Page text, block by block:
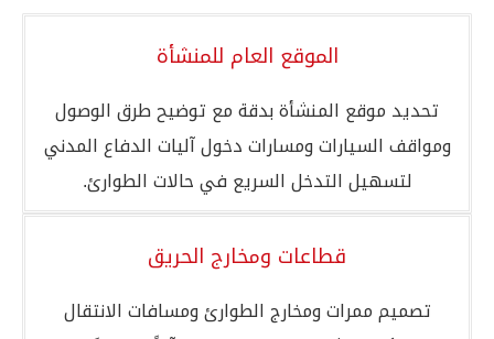
الموقع العام للمنشأة
تحديد موقع المنشأة بدقة مع توضيح طرق الوصول
ومواقف السيارات ومسارات دخول آليات الدفاع المدني
لتسهيل التدخل السريع في حالات الطوارئ.
قطاعات ومخارج الحريق
تصميم ممرات ومخارج الطوارئ ومسافات الانتقال